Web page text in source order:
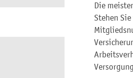
Die
Stehen